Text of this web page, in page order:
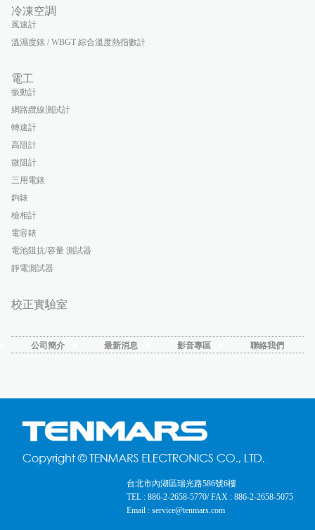
冷凍空調
風速計
溫濕度錶 / WBGT 綜合溫度熱指數計
電工
振動計
網路纜線測試計
轉速計
高阻計
微阻計
三用電錶
鉤錶
檢相計
電容錶
電池阻抗/容量 測試器
靜電測試器
校正實驗室
公司簡介 最新消息 影音專區 聯絡我們
台北市內湖區瑞光路586號6樓
TEL : 886-2-2658-5770/ FAX : 886-2-2658-5075
Email : service@tenmars.com